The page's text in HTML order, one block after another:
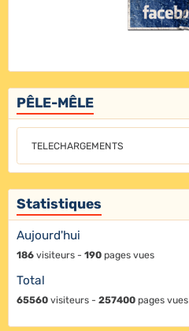
PÊLE-MÊLE
TELECHARGEMENTS
Statistiques
Aujourd'hui
186 visiteurs - 190 pages vues
Total
65560 visiteurs - 257400 pages vues